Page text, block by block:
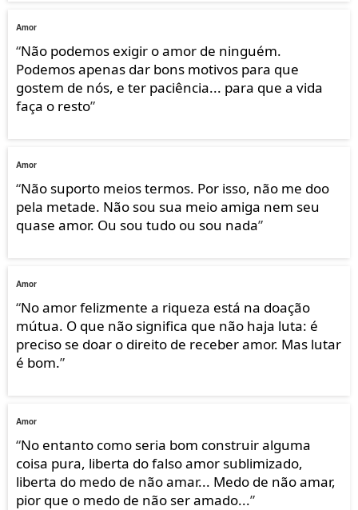
Amor
“Não podemos exigir o amor de ninguém.
Podemos apenas dar bons motivos para que
gostem de nós, e ter paciência... para que a vida
faça o resto”
Amor
“Não suporto meios termos. Por isso, não me doo
pela metade. Não sou sua meio amiga nem seu
quase amor. Ou sou tudo ou sou nada”
Amor
“No amor felizmente a riqueza está na doação
mútua. O que não significa que não haja luta: é
preciso se doar o direito de receber amor. Mas lutar
é bom.”
Amor
“No entanto como seria bom construir alguma
coisa pura, liberta do falso amor sublimizado,
liberta do medo de não amar... Medo de não amar,
pior que o medo de não ser amado...”